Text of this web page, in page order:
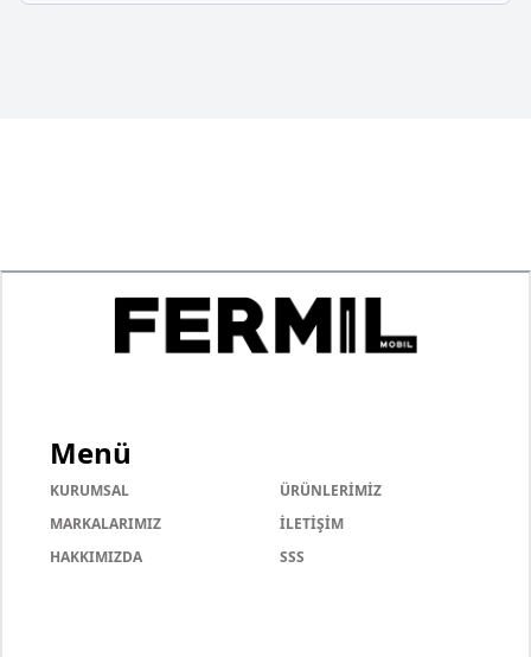
Menü
KURUMSAL
ÜRÜNLERİMİZ
MARKALARIMIZ
İLETİŞİM
HAKKIMIZDA
SSS